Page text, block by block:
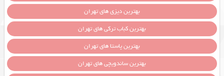
بهترین دیزی های تهران
بهترین کباب ترکی های تهران
بهترین پاستا های تهران
بهترین ساندویچی های تهران